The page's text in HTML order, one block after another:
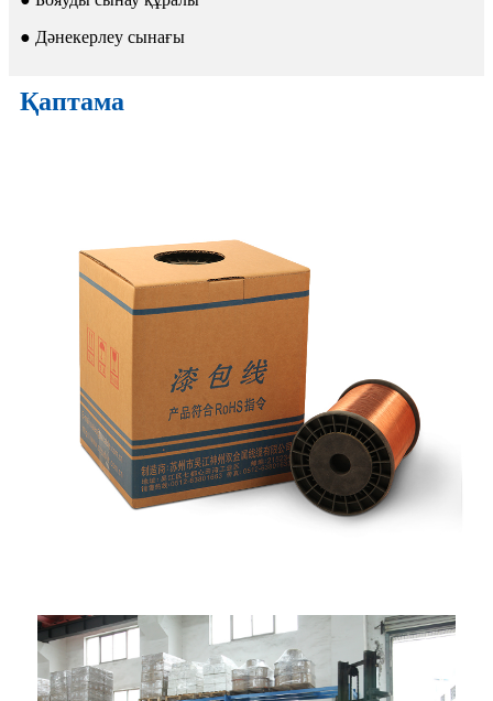
● Дәнекерлеу сынағы
Қаптама